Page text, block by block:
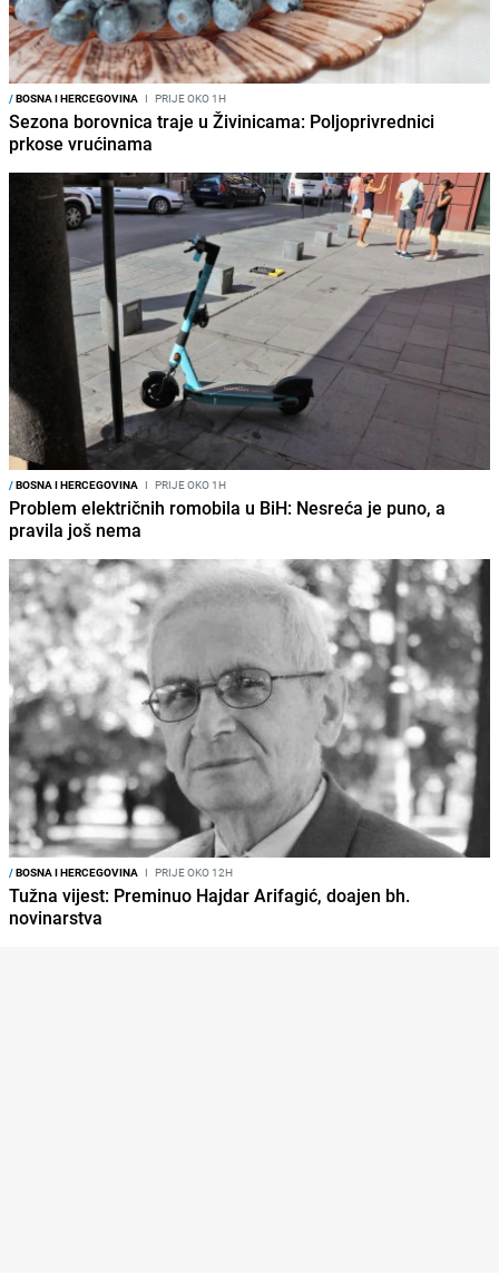
/BOSNA I HERCEGOVINA I PRIJE OKO 1H
Sezona borovnica traje u Živinicama: Poljoprivrednici
prkose vrućinama
/BOSNA I HERCEGOVINA I PRIJE OKO 1H
Problem električnih romobila u BiH: Nesreća je puno, a
pravila još nema
/BOSNA I HERCEGOVINA I PRIJE OKO 12H
Tužna vijest: Preminuo Hajdar Arifagić, doajen bh.
novinarstva